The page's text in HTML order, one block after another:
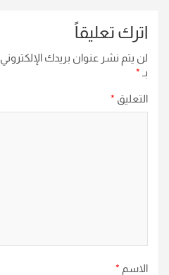
اترك تعليقاً
لن يتم نشر عنوان بريدك الإلكتروني.
بـ *
التعليق *
الاسم *